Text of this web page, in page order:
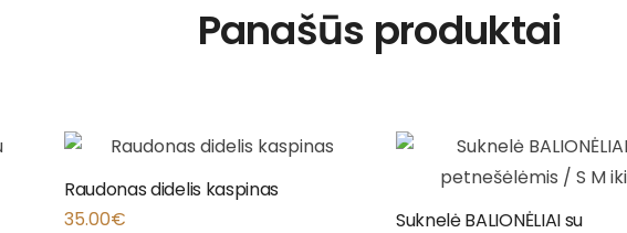
Panašūs produktai
Raudonas didelis kaspinas
35.00€
Suknelė BALIONĖLIAI su